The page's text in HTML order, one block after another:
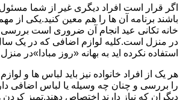
اگر قرار است افراد دیگری غیر از شما
باشند برنامه آن ها را هم معین کنید.یکی از
خانه تکانی عید انجام آن ضروری است
در منزل است.کلیه لوازم اضافی که در یک
استفاده نکرده اید به بهانه «روز مبادا»در
هر یک از افراد خانواده نیز باید لباس ها و
را بررسی و چنان چه وسیله یا لباس اضافی
دیگران که نیاز دارند اختصاص دهند.تمیز